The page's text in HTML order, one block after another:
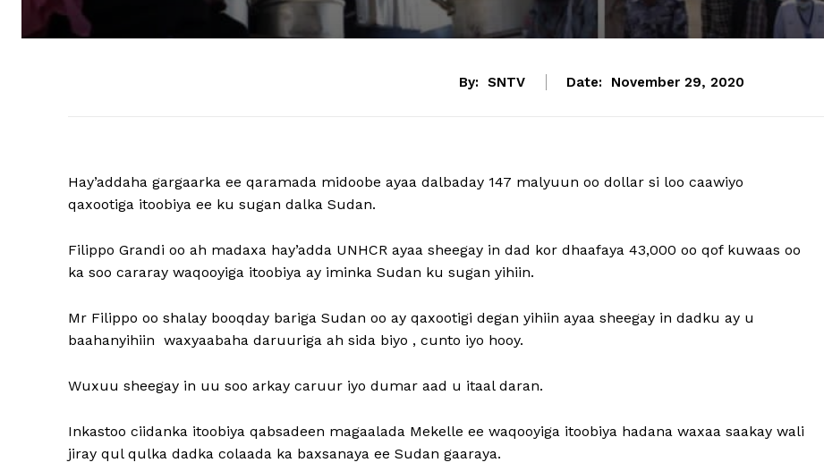
By: SNTV Date: November 29, 2020
Hay’addaha gargaarka ee qaramada midoobe ayaa dalbaday 147 malyuun oo dollar si loo caawiyo
qaxootiga itoobiya ee ku sugan dalka Sudan.
Filippo Grandi oo ah madaxa hay’adda UNHCR ayaa sheegay in dad kor dhaafaya 43,000 oo qof kuwaas oo
ka soo cararay waqooyiga itoobiya ay iminka Sudan ku sugan yihiin.
Mr Filippo oo shalay booqday bariga Sudan oo ay qaxootigi degan yihiin ayaa sheegay in dadku ay u
baahanyihiin waxyaabaha daruuriga ah sida biyo , cunto iyo hooy.
Wuxuu sheegay in uu soo arkay caruur iyo dumar aad u itaal daran.
Inkastoo ciidanka itoobiya qabsadeen magaalada Mekelle ee waqooyiga itoobiya hadana waxaa saakay wali
jiray qul qulka dadka colaada ka baxsanaya ee Sudan gaaraya.